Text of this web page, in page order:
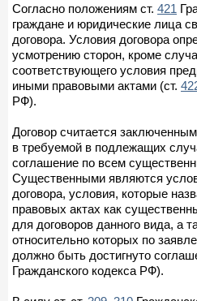
Согласно положениям ст. 421
граждане и юридические лица
договора. Условия договора
усмотрению сторон, кроме
соответствующего условия
иными правовыми актами (ст.
РФ).
Договор считается
в требуемой в подлежащих
соглашение по всем
Существенными являются
договора, условия, которые
правовых актах как
для договоров данного вида, а
относительно которых по
должно быть достигнуто
Гражданского кодекса РФ).